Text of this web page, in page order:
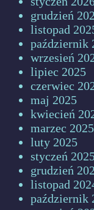
grudzień
listopad
październik
wrzesień
lipiec 2025
czerwiec
maj 2025
kwiecień
marzec 2025
luty 2025
styczeń
grudzień
listopad
październik